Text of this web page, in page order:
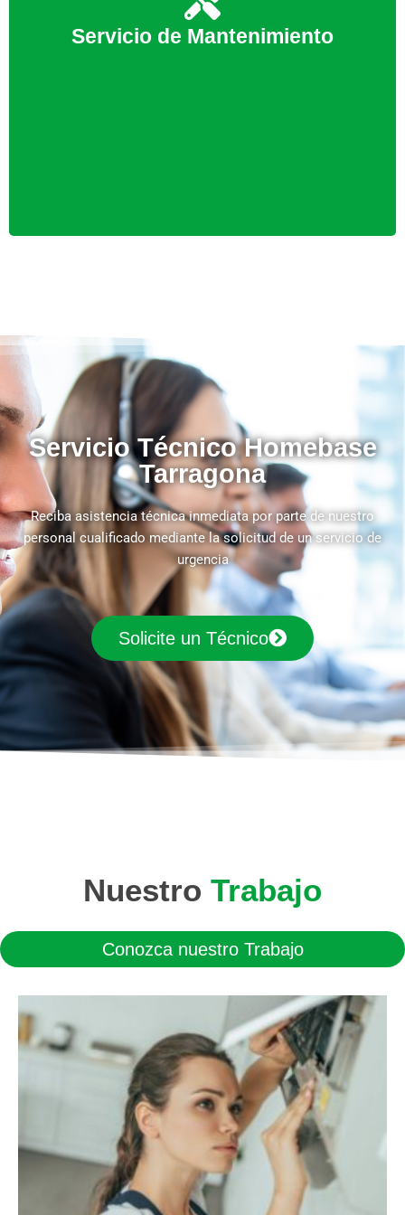
Servicio de Mantenimiento
para realizar este servicio es importante que
contacte con nuestro equipo de profesionales, pues
Servicio Técnico Homebase
Tarragona
Reciba asistencia técnica inmediata por parte de nuestro
personal cualificado mediante la solicitud de un servicio de
urgencia
Solicite un Técnico
Nuestro Trabajo
Conozca nuestro Trabajo